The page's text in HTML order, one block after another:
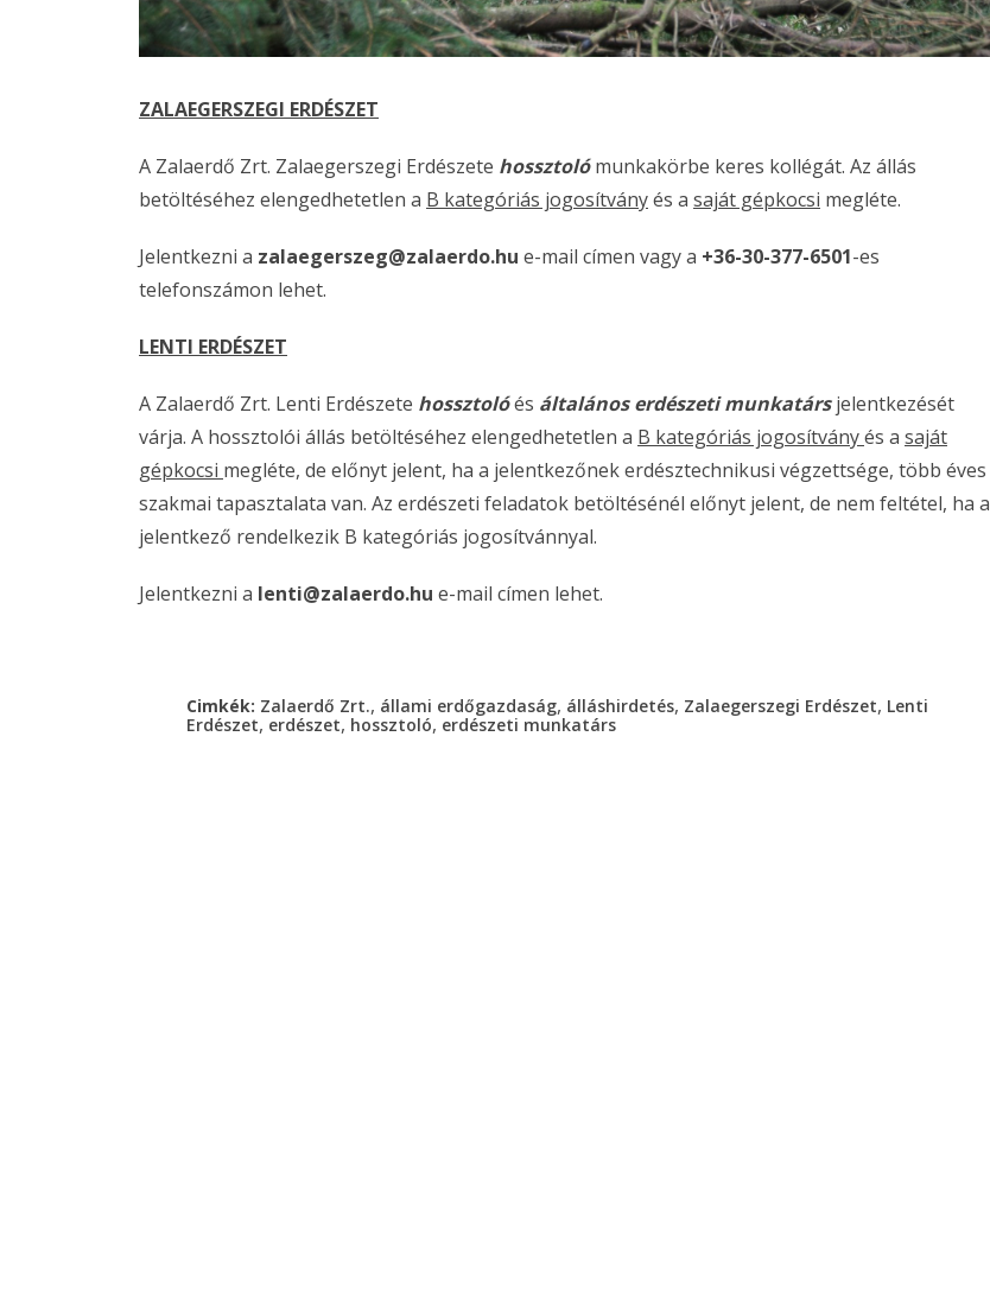
ZALAEGERSZEGI ERDÉSZET
A Zalaerdő Zrt. Zalaegerszegi Erdészete hossztolómunkakörbe keres kollégát. Az állás
betöltéséhez elengedhetetlen a B kategóriás jogosítványés a saját gépkocsi megléte.
Jelentkezni a zalaegerszeg@zalaerdo.hu e-mail címen vagy a +36-30-377-6501-es
telefonszámon lehet.
LENTI ERDÉSZET
A Zalaerdő Zrt. Lenti Erdészete hossztolóés általános erdészeti munkatársjelentkezését
várja. A hossztolói állás betöltéséhez elengedhetetlen a B kategóriás jogosítványés a saját
gépkocsi megléte, de előnyt jelent, ha a jelentkezőnek erdésztechnikusi végzettsége, több éves
szakmai tapasztalata van. Az erdészeti feladatok betöltésénél előnyt jelent, de nem feltétel, ha a
jelentkező rendelkezik B kategóriás jogosítvánnyal.
Jelentkezni a lenti@zalaerdo.hu e-mail címen lehet.
Cimkék: Zalaerdő Zrt., állami erdőgazdaság, álláshirdetés, Zalaegerszegi Erdészet, Lenti
Erdészet, erdészet, hossztoló, erdészeti munkatárs